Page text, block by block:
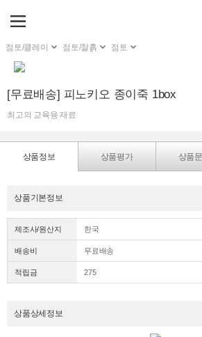
점토/클레이 점토/찰흙 점토
[무료배송] 피노키오 종이죽 1box
최고의 교육용 재료
상품정보 상품평가 상품
상품기본정보
제조사/원산지 한국
배송비 무료배송
적립금 275
상품상세정보